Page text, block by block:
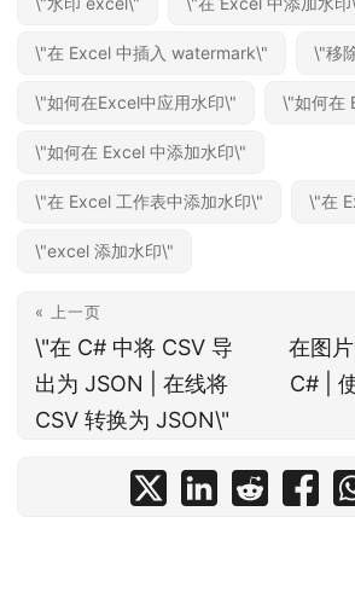
\"在 Excel 中插入 watermark\" \"移
\"如何在Excel中应用水印\" \"如何在
\"如何在 Excel 中添加水印\"
\"在 Excel 工作表中添加水印\" \"在
\"excel 添加水印\"
« 上一页
\"在 C# 中将 CSV 导
出为 JSON | 在线将
CSV 转换为 JSON\"
在图
C# |